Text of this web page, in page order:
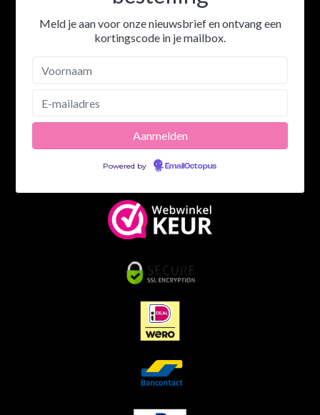
10% Korting op je eerste
bestelling
Meld je aan voor onze nieuwsbrief en ontvang een
Powered by EmailOctopus